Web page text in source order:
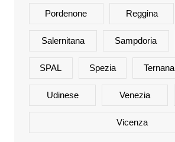
Pordenone Reggina
Salernitana Sampdoria
SPAL Spezia Ternana
Udinese Venezia
Vicenza